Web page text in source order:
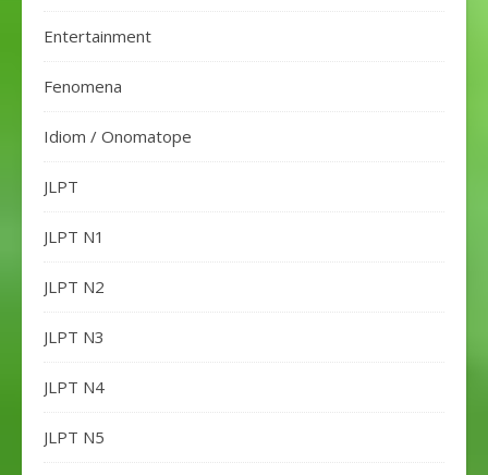
Entertainment
Fenomena
Idiom / Onomatope
JLPT
JLPT N1
JLPT N2
JLPT N3
JLPT N4
JLPT N5